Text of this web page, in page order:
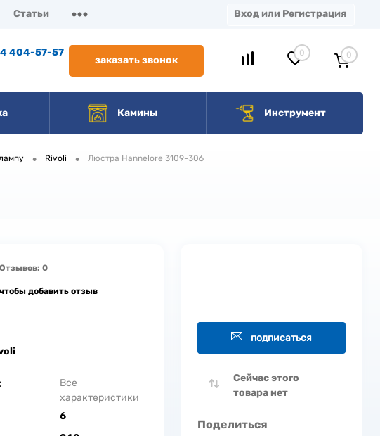
Статьи Вход или Регистрация
404-57-57
заказать звонок
0 0
Камины Инструмент
• Rivoli • Люстра Hannelore 3109-306
Отзывов: 0
добавить отзыв
Все
характеристики
6
подписаться
Сейчас этого
товара нет
Поделиться